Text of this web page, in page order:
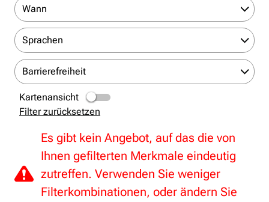
Wann
Sprachen
Barrierefreiheit
Kartenansicht
Filter zurücksetzen
Es gibt kein Angebot, auf das die von
Ihnen gefilterten Merkmale eindeutig
zutreffen. Verwenden Sie weniger
Filterkombinationen, oder ändern Sie